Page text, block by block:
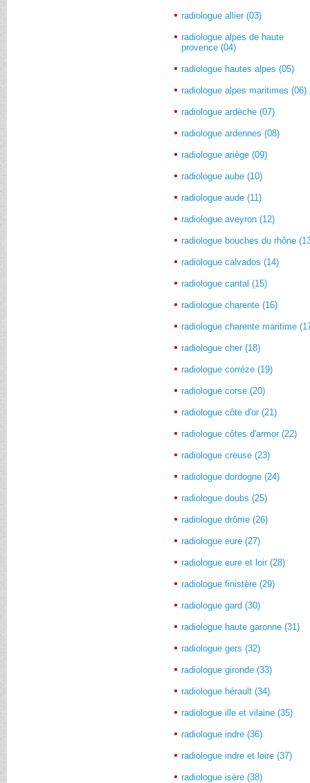
radiologue allier (03)
radiologue alpes de haute
provence (04)
radiologue hautes alpes (05)
radiologue alpes maritimes (06)
radiologue ardèche (07)
radiologue ardennes (08)
radiologue ariège (09)
radiologue aube (10)
radiologue aude (11)
radiologue aveyron (12)
radiologue bouches du rhône
radiologue calvados (14)
radiologue cantal (15)
radiologue charente (16)
radiologue charente maritime
radiologue cher (18)
radiologue corrèze (19)
radiologue corse (20)
radiologue côte d'or (21)
radiologue côtes d'armor (22)
radiologue creuse (23)
radiologue dordogne (24)
radiologue doubs (25)
radiologue drôme (26)
radiologue eure (27)
radiologue eure et loir (28)
radiologue finistère (29)
radiologue gard (30)
radiologue haute garonne (31)
radiologue gers (32)
radiologue gironde (33)
radiologue hérault (34)
radiologue ille et vilaine (35)
radiologue indre (36)
radiologue indre et loire (37)
radiologue isère (38)